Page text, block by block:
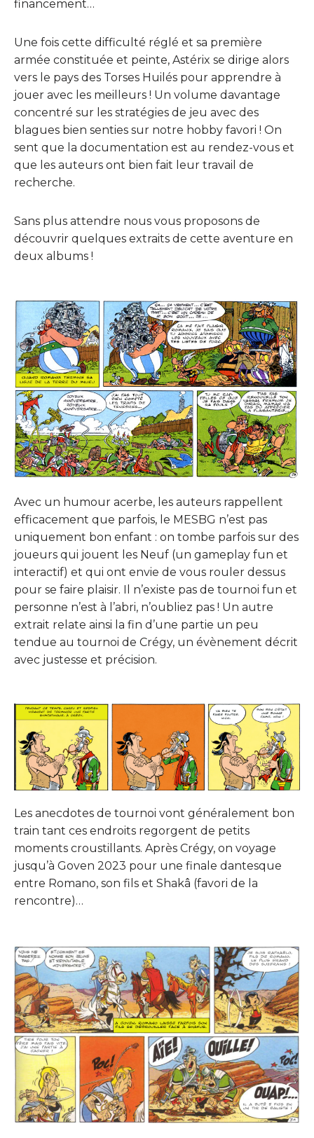
financement…
Une fois cette difficulté réglé et sa première
armée constituée et peinte, Astérix se dirige alors
vers le pays des Torses Huilés pour apprendre à
jouer avec les meilleurs ! Un volume davantage
concentré sur les stratégies de jeu avec des
blagues bien senties sur notre hobby favori ! On
sent que la documentation est au rendez-vous et
que les auteurs ont bien fait leur travail de
recherche.
Sans plus attendre nous vous proposons de
découvrir quelques extraits de cette aventure en
deux albums !
Avec un humour acerbe, les auteurs rappellent
efficacement que parfois, le MESBG n’est pas
uniquement bon enfant : on tombe parfois sur des
joueurs qui jouent les Neuf (un gameplay fun et
interactif) et qui ont envie de vous rouler dessus
pour se faire plaisir. Il n’existe pas de tournoi fun et
personne n’est à l’abri, n’oubliez pas ! Un autre
extrait relate ainsi la fin d’une partie un peu
tendue au tournoi de Crégy, un évènement décrit
avec justesse et précision.
Les anecdotes de tournoi vont généralement bon
train tant ces endroits regorgent de petits
moments croustillants. Après Crégy, on voyage
jusqu’à Goven 2023 pour une finale dantesque
entre Romano, son fils et Shakâ (favori de la
rencontre)…